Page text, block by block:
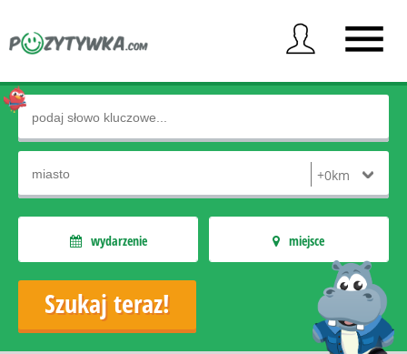
wydarzenie miejsce